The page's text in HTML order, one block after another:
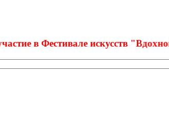
Фестивале искусств "Вдохновение"